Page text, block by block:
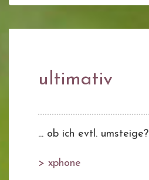
ultimativ
... ob ich evtl. umsteige?
> xphone